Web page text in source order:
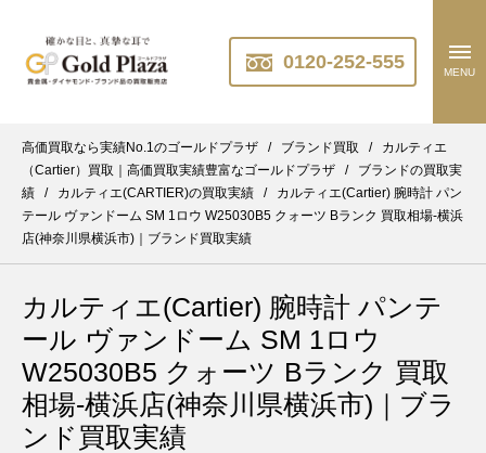
0120-252-555 MENU
高価買取なら実績No.1のゴールドプラザ / ブランド買取 /
カルティエ
（Cartier）買取｜高価買取実績豊富なゴールドプラザ
/
ブランドの買取実
績
/ カルティエ(CARTIER)の買取実績 /
カルティエ(Cartier) 腕時計 パン
テール ヴァンドーム SM 1ロウ W25030B5 クォーツ Bランク 買取相場-横浜
店(神奈川県横浜市)｜ブランド買取実績
カルティエ(Cartier) 腕時計 パンテ
ール ヴァンドーム SM 1ロウ
W25030B5 クォーツ Bランク 買取
相場-横浜店(神奈川県横浜市)｜ブラ
ンド買取実績